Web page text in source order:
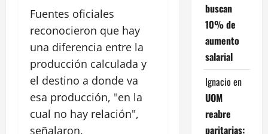
Fuentes oficiales
reconocieron que hay
una diferencia entre la
producción calculada y
el destino a donde va
esa producción, "en la
cual no hay relación",
señalaron.
buscan
10% de
aumento
salarial
Ignacio en
UOM
reabre
paritarias: